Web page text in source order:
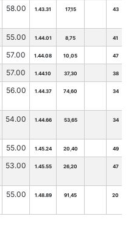
58.00 1.43.31 17,15 43
55.00 1.44.01 8,75 41
57.00 1.44.08 10,05 47
57.00 1.44.10 37,30 38
56.00 1.44.37 74,60 34
54.00 1.44.66 53,65 34
55.00 1.45.24 20,40 49
53.00 1.45.55 26,20 47
55.00 1.48.89 91,45 20